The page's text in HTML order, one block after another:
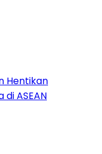
Hentikan
ASEAN